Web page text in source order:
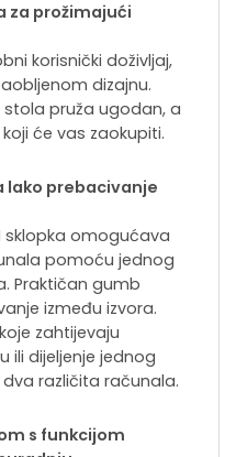
za prožimajući
korisnički doživljaj,
dizajnu.
stola pruža ugodan, a
će vas zaokupiti.
lako prebacivanje
sklopka omogućava
pomoću jednog
Praktičan gumb
između izvora.
zahtijevaju
ili dijeljenje jednog
različita računala.
s funkcijom